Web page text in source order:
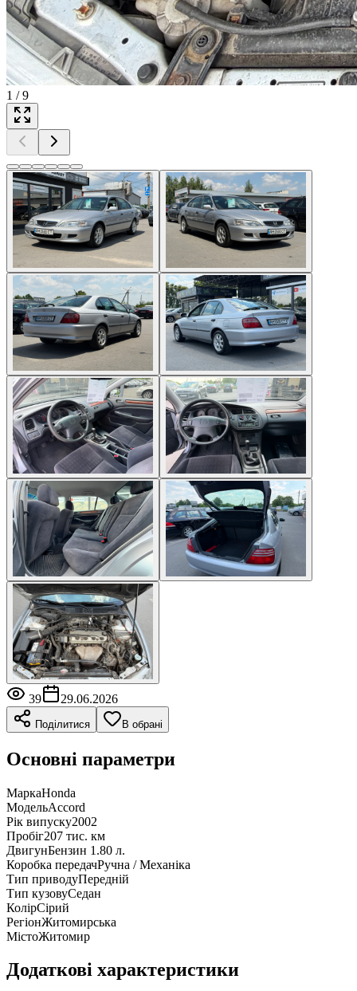
1 /9
39 29.06.2026
Поділитися В обрані
Основні параметри
МаркаHonda
МодельAccord
Рік випуску2002
Пробіг207 тис. км
ДвигунБензин 1.80 л.
Коробка передачРучна / Механіка
Тип приводуПередній
Тип кузовуСедан
КолірСірий
РегіонЖитомирська
МістоЖитомир
Додаткові характеристики